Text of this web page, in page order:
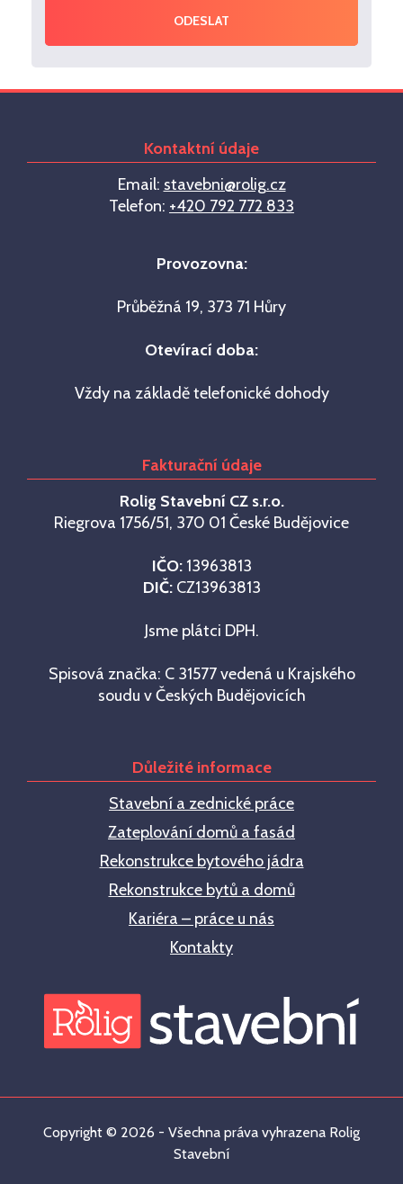
ODESLAT
Kontaktní údaje
Email: stavebni@rolig.cz
Telefon: +420 792 772 833
Provozovna:
Průběžná 19, 373 71 Hůry
Otevírací doba:
Vždy na základě telefonické dohody
Fakturační údaje
Rolig Stavební CZ s.r.o.
Riegrova 1756/51, 370 01 České Budějovice
IČO: 13963813
DIČ: CZ13963813
Jsme plátci DPH.
Spisová značka: C 31577 vedená u Krajského
soudu v Českých Budějovicích
Důležité informace
Stavební a zednické práce
Zateplování domů a fasád
Rekonstrukce bytového jádra
Rekonstrukce bytů a domů
Kariéra – práce u nás
Kontakty
Copyright © 2026 - Všechna práva vyhrazena Rolig
Stavební